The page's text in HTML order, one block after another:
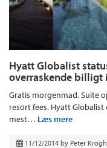
Hyatt Globalist
overraskende billigt
Gratis morgenmad. Suite
resort fees. Hyatt
mest… Læs mere
11/12/2014 by Peter